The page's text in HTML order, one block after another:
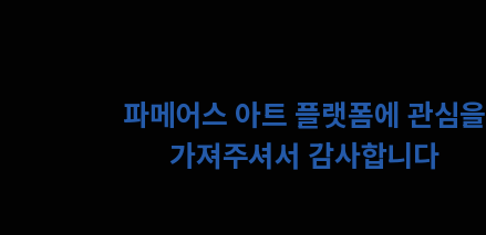
파메어스 아트 플랫폼에 관심을
가져주셔서 감사합니다